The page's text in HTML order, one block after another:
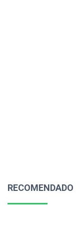
RECOMENDADO